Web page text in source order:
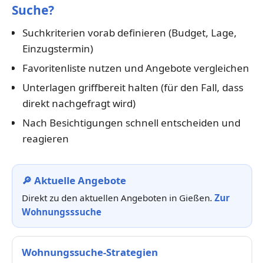
Suche?
Suchkriterien vorab definieren (Budget, Lage,
Einzugstermin)
Favoritenliste nutzen und Angebote vergleichen
Unterlagen griffbereit halten (für den Fall, dass
direkt nachgefragt wird)
Nach Besichtigungen schnell entscheiden und
reagieren
🔎 Aktuelle Angebote
Direkt zu den aktuellen Angeboten in Gießen. Zur
Wohnungsssuche
Wohnungssuche-Strategien